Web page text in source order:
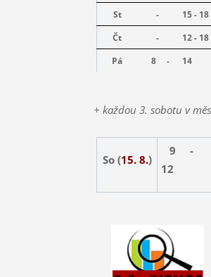
St
-
15 - 18
Čt
-
12 - 18
Pá
8 - 14
+ každou 3. sobotu v
So (15. 8.)
9 -
12